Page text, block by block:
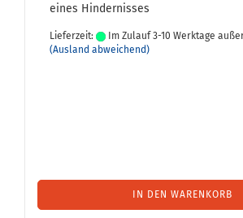
eines Hin­der­nis­ses
Lieferzeit:
Im Zulauf 3-10 Werktage
(Ausland abweichend)
IN DEN WARENKORB